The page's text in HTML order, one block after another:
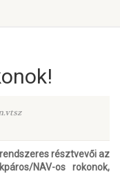
résztvevői az
NAV-os
rokonok,